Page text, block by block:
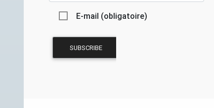
E-mail (obligatoire)